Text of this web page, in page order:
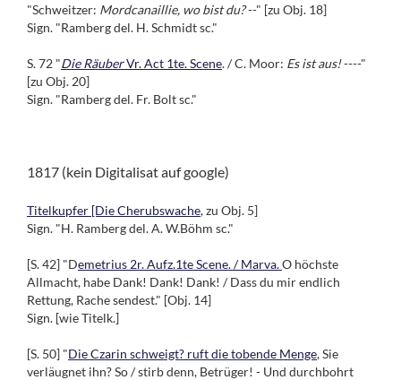
"Schweitzer: Mordcanaillie, wo bist du?--" [zu Obj. 18]
Sign. "Ramberg del. H. Schmidt sc."
S. 72 "Die RäuberVr. Act 1te. Scene. / C. Moor: Es ist aus!----"
[zu Obj. 20]
Sign. "Ramberg del. Fr. Bolt sc."
1817 (kein Digitalisat auf google)
Titelkupfer [Die Cherubswache, zu Obj. 5]
Sign. "H. Ramberg del. A. W.Böhm sc."
[S. 42] "Demetrius 2r. Aufz.1te Scene. / Marva.O höchste
Allmacht, habe Dank! Dank! Dank! / Dass du mir endlich
Rettung, Rache sendest." [Obj. 14]
Sign. [wie Titelk.]
[S. 50] "Die Czarin schweigt? ruft die tobende Menge, Sie
verläugnet ihn? So / stirb denn, Betrüger! - Und durchbohrt